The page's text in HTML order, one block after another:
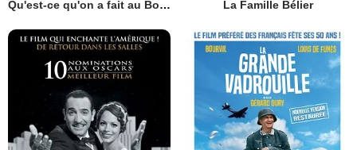
Qu'est-ce qu'on a fait au Bon Dieu? La Famille Bélier